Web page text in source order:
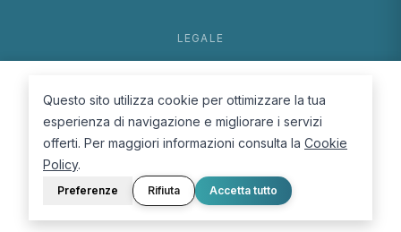
LEGALE
Cookie Policy
© 2026 D.Lab S.r.l. — InBuoneMani
Questo sito utilizza cookie per ottimizzare la tua
esperienza di navigazione e migliorare i servizi
offerti. Per maggiori informazioni consulta la Cookie
Policy.
Preferenze Rifiuta Accetta tutto